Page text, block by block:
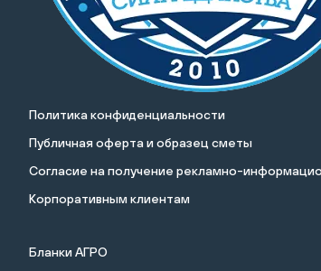
Политика конфиденциальности
Публичная оферта и образец сметы
Cогласие на получение рекламно-
Корпоративным клиентам
Бланки АГРО